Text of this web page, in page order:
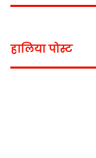
हालिया पोस्ट